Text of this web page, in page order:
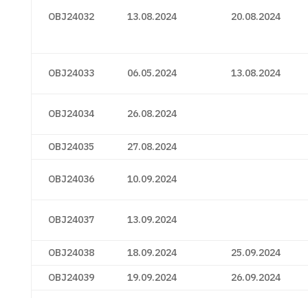
OBJ24032 13.08.2024 20.08.2024
OBJ24033 06.05.2024 13.08.2024
OBJ24034 26.08.2024
OBJ24035 27.08.2024
OBJ24036 10.09.2024
OBJ24037 13.09.2024
OBJ24038 18.09.2024
25.09.2024
OBJ24039
19.09.2024 26.09.2024